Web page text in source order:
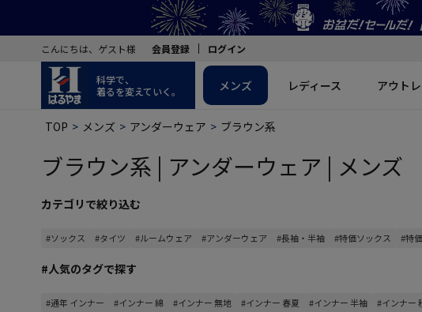
こんにちは、ゲスト様 会員登録 ログイン
科学で、
着るを変えていく。
メンズ レディース アウト
TOP メンズ アンダーウェア ブラウン系
ブラウン系 | アンダーウェア | メンズ
カテゴリで絞り込む
#ソックス #タイツ #ルームウェア #アンダーウェア #長袖・半袖 #特価ソックス #特
#人気のタグで探す
#通年 インナー #インナー 綿 #インナー 無地 #インナー 春夏 #インナー 半袖 #インナー